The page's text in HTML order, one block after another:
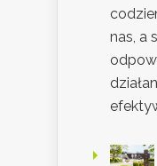
nas, a